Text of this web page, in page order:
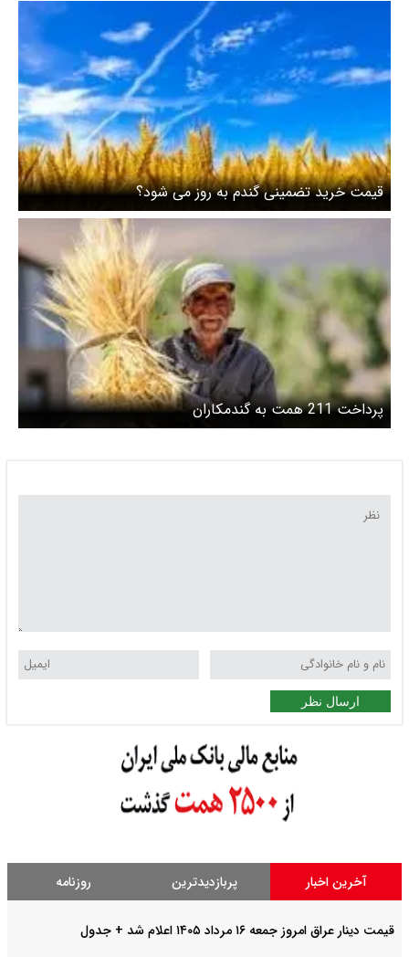
قیمت خرید تضمینی گندم به روز می شود؟
پرداخت 211 همت به گندمکاران
ارسال نظر
آخرین اخبار پربازدیدترین روزنامه
قیمت دینار عراق امروز جمعه ۱۶ مرداد ۱۴۰۵ اعلام شد + جدول